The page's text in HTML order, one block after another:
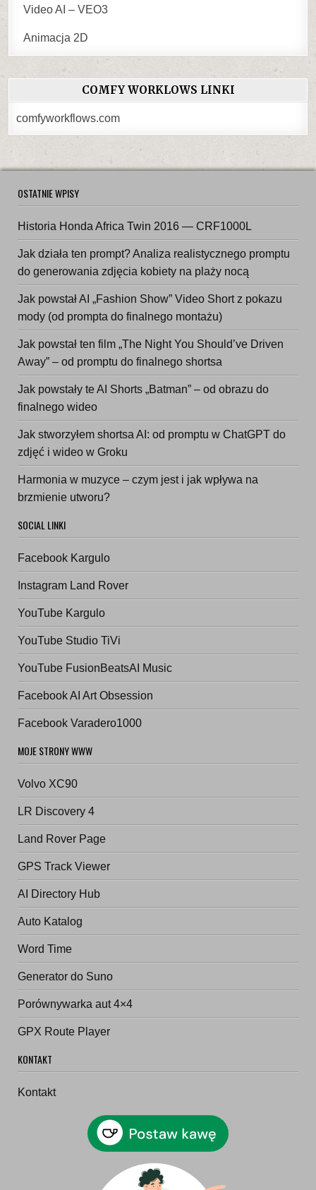
Video AI – VEO3
Animacja 2D
COMFY WORKLOWS LINKI
comfyworkflows.com
OSTATNIE WPISY
Historia Honda Africa Twin 2016 — CRF1000L
Jak działa ten prompt? Analiza realistycznego promptu
do generowania zdjęcia kobiety na plaży nocą
Jak powstał AI „Fashion Show” Video Short z pokazu
mody (od prompta do finalnego montażu)
Jak powstał ten film „The Night You Should’ve Driven
Away” – od promptu do finalnego shortsa
Jak powstały te AI Shorts „Batman” – od obrazu do
finalnego wideo
Jak stworzyłem shortsa AI: od promptu w ChatGPT do
zdjęć i wideo w Groku
Harmonia w muzyce – czym jest i jak wpływa na
brzmienie utworu?
SOCIAL LINKI
Facebook Kargulo
Instagram Land Rover
YouTube Kargulo
YouTube Studio TiVi
YouTube FusionBeatsAI Music
Facebook AI Art Obsession
Facebook Varadero1000
MOJE STRONY WWW
Volvo XC90
LR Discovery 4
Land Rover Page
GPS Track Viewer
AI Directory Hub
Auto Katalog
Word Time
Generator do Suno
Porównywarka aut 4×4
GPX Route Player
KONTAKT
Kontakt